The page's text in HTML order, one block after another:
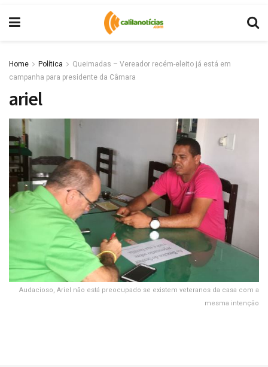
Home Política
Queimadas – Vereador recém-eleito já está em
campanha para presidente da Câmara
ariel
Audacioso, Ariel não está preocupado se existem veteranos da casa com a
mesma intenção